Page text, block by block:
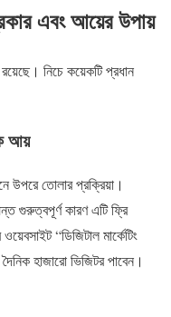
এবং আয়ের উপায়
নিচে কয়েকটি প্রধান
আয়
উপরে তোলার প্রক্রিয়া।
গুরুত্বপূর্ণ কারণ এটি ফ্রি
“ডিজিটাল মার্কেটিং
হাজারো ভিজিটর পাবেন।